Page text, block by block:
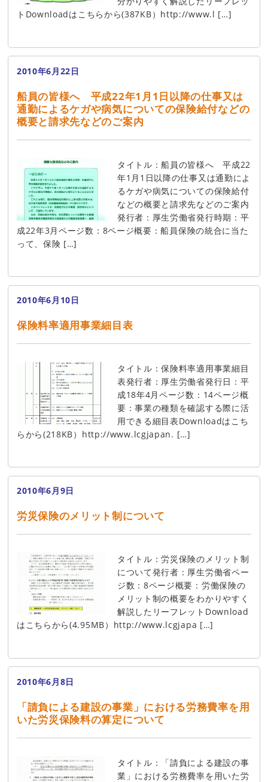
トDownloadはこちらから(387KB）http://www.l […]
2010年6月22日
船員の皆様へ 平成22年1月1日以降の仕事又は
通勤によるケガや病気についての保険給付などの
概要と請求先などのご案内
タイトル：船員の皆様へ 平成22
年1月1日以降の仕事又は通勤によ
るケガや病気についての保険給付
などの概要と請求先などのご案内
発行者：厚生労働省発行時期：平
成22年3月ページ数：8ページ概要：船員保険の統合に当た
って、保険 […]
2010年6月10日
保険料率適用事業細目表
タイトル：保険料率適用事業細目
表発行者：厚生労働省発行日：平
成18年4月ページ数：14ページ概
要：事業の種類を確認する際に活
用できる細目表Downloadはこち
らから(218KB）http://www.lcgjapan. […]
2010年6月9日
労災保険のメリット制について
タイトル：労災保険のメリット制
について発行者：厚生労働省ペー
ジ数：8ページ概要：労働保険の
メリット制の概要をわかりやすく
解説したリーフレットDownload
はこちらから(4.95MB）http://www.lcgjapa […]
2010年6月8日
「請負による建設の事業」における労務費率を用
いた労災保険料の算定について
タイトル：「請負による建設の事
業」における労務費率を用いた労